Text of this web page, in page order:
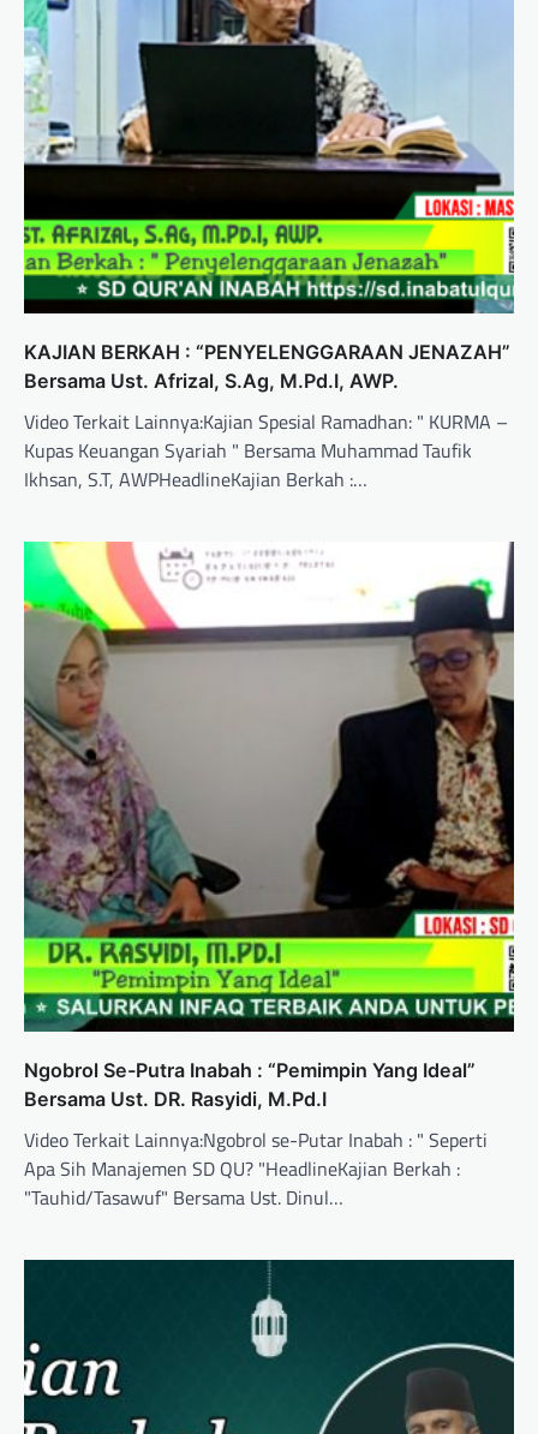
KAJIAN BERKAH : “PENYELENGGARAAN JENAZAH”
Bersama Ust. Afrizal, S.Ag, M.Pd.I, AWP.
Video Terkait Lainnya:Kajian Spesial Ramadhan: " KURMA –
Kupas Keuangan Syariah " Bersama Muhammad Taufik
Ikhsan, S.T, AWPHeadlineKajian Berkah :…
Ngobrol Se-Putra Inabah : “Pemimpin Yang Ideal”
Bersama Ust. DR. Rasyidi, M.Pd.I
Video Terkait Lainnya:Ngobrol se-Putar Inabah : " Seperti
Apa Sih Manajemen SD QU? "HeadlineKajian Berkah :
"Tauhid/Tasawuf" Bersama Ust. Dinul…